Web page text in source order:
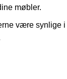
møbler.
være synlige